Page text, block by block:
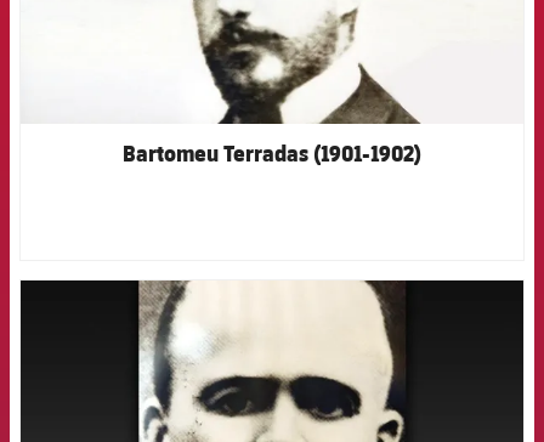
Bartomeu Terradas (1901-1902)
FCB Barcelona badge